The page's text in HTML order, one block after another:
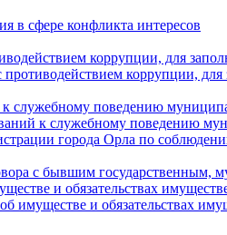
в сфере конфликта интересов
коррупции, для
коррупции, для
служебному поведению
к служебному поведению
города Орла по
с бывшим
и обязательствах
имуществе и обязательствах